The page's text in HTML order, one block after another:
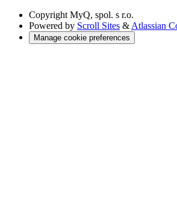
Copyright MyQ, spol. s r.o.
Powered by Scroll Sites & Atlassian
Manage cookie preferences